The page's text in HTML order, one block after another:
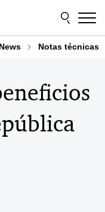
Notas técnicas